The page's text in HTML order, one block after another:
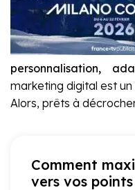
personnalisation,
marketing digital est
Alors, prêts à décrocher
Comment
vers vos